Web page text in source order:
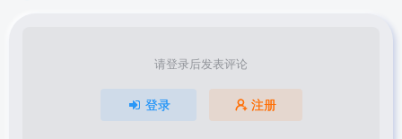
请登录后发表评论
登录 注册